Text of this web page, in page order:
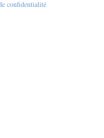
confidentialité